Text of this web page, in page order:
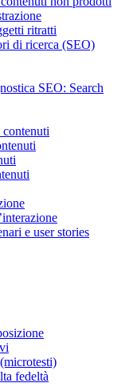
ritratti
di ricerca (SEO)
SEO: Search
e user stories
fedeltà